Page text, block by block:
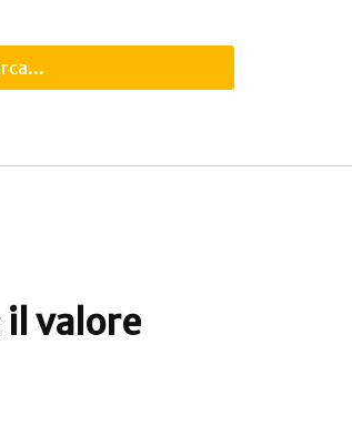
il valore